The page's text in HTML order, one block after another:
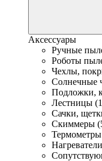
Аксессуары
Ручные
Роботы
Чехлы,
Солнечные
Подложки,
Лестницы
Сачки,
Скиммеры